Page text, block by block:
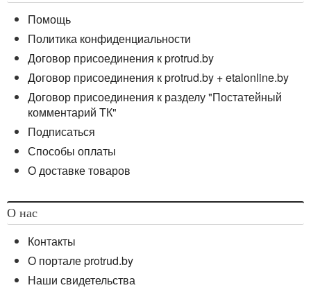
Помощь
Политика конфиденциальности
Договор присоединения к protrud.by
Договор присоединения к protrud.by + etalonline.by
Договор присоединения к разделу "Постатейный
комментарий ТК"
Подписаться
Способы оплаты
О доставке товаров
О нас
Контакты
О портале protrud.by
Наши свидетельства